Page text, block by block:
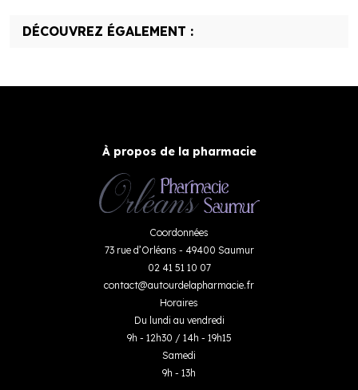
DÉCOUVREZ ÉGALEMENT :
À propos de la pharmacie
Coordonnées
73 rue d’Orléans - 49400 Saumur
02 41 51 10 07
contact@autourdelapharmacie.fr
Horaires
Du lundi au vendredi
9h - 12h30 / 14h - 19h15
Samedi
9h - 13h